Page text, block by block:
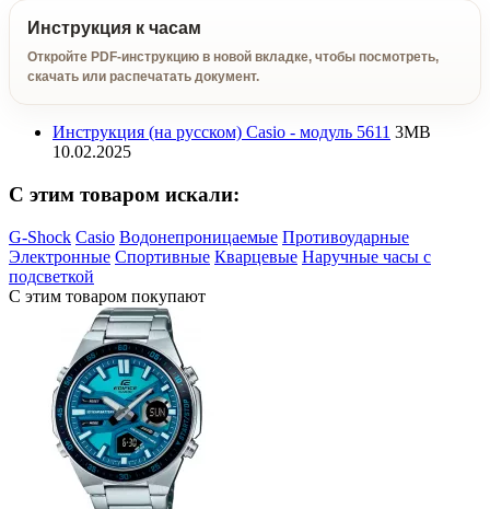
Инструкция к часам
Откройте PDF-инструкцию в новой вкладке, чтобы посмотреть,
скачать или распечатать документ.
Инструкция (на русском) Casio - модуль 5611 3MB
10.02.2025
C этим товаром искали:
G-Shock Casio Водонепроницаемые Противоударные
Электронные Спортивные Кварцевые Наручные часы с
подсветкой
С этим товаром покупают